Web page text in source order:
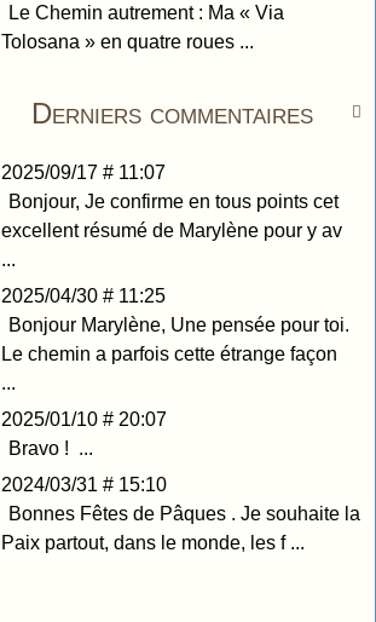
Le Chemin autrement : Ma « Via
Tolosana » en quatre roues ...

Derniers commentaires
2025/09/17 # 11:07
Bonjour, Je confirme en tous points cet
excellent résumé de Marylène pour y av
...
2025/04/30 # 11:25
Bonjour Marylène, Une pensée pour toi.
Le chemin a parfois cette étrange façon
...
2025/01/10 # 20:07
Bravo ! ...
2024/03/31 # 15:10
Bonnes Fêtes de Pâques . Je souhaite la
Paix partout, dans le monde, les f ...